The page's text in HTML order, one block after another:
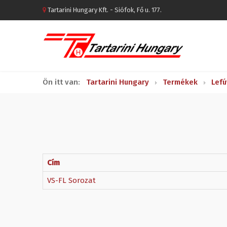
Tartarini Hungary Kft. - Siófok, Fő u. 177.
Ön itt van: Tartarini Hungary Termékek
Cím
VS-FL Sorozat